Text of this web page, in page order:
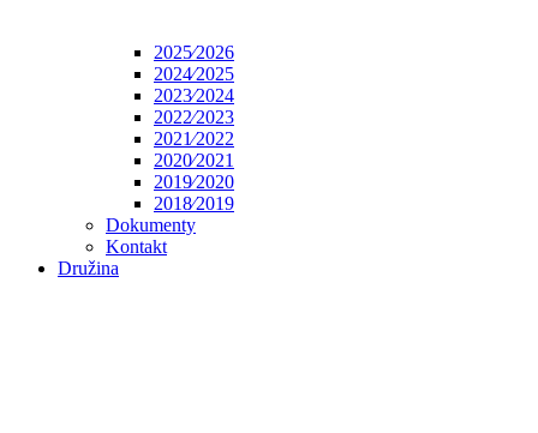
2025⁄2026
2024⁄2025
2023⁄2024
2022⁄2023
2021⁄2022
2020⁄2021
2019⁄2020
2018⁄2019
Dokumenty
Kontakt
Družina